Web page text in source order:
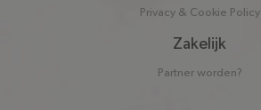
Privacy & Cookie Policy
Zakelijk
Partner worden?